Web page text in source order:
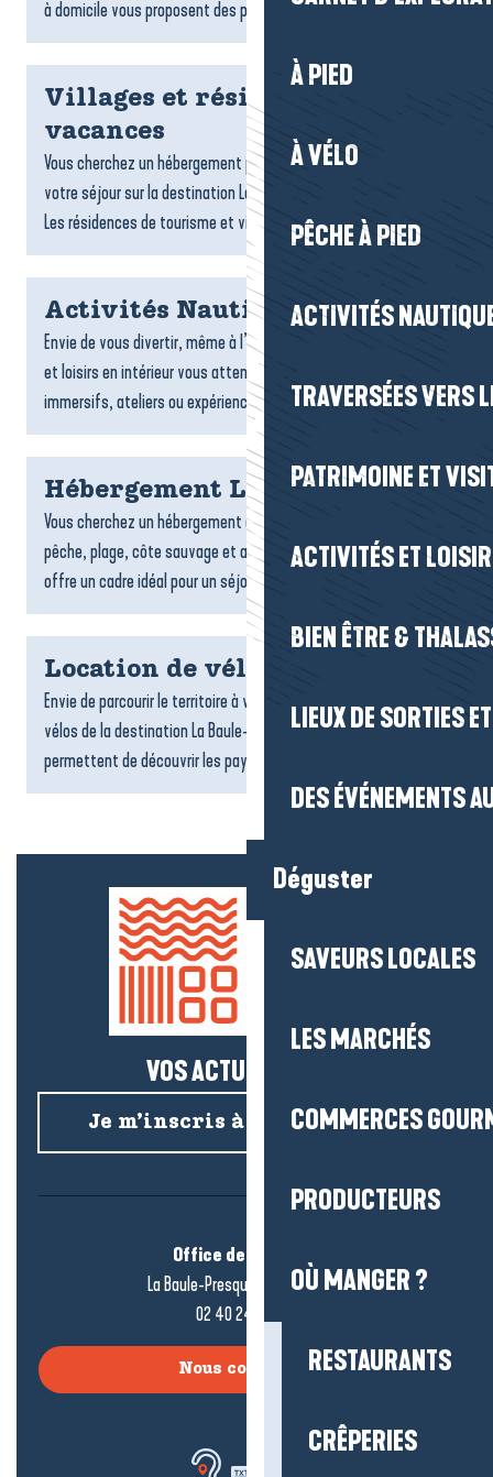
À PIED
À VÉLO
PÊCHE À PIED
ACTIVITÉS
TRAVERSÉES VERS
PATRIMOINE ET
ACTIVITÉS ET
BIEN ÊTRE &
LIEUX DE SORTIES
DES ÉVÉNEMENTS
Déguster
SAVEURS LOCALES
LES MARCHÉS
COMMERCES
PRODUCTEURS
OÙ MANGER ?
RESTAURANTS
CRÊPERIES
à domicile vous proposent des plats gourmands,...
Villages et résidences
vacances
Vous cherchez un hébergement pratique et confortable pour
votre séjour sur la destination La Baule-Presqu’île de Guérande ?
Les résidences de tourisme et villages vacances sont...
Activités Nautiques
Envie de vous divertir, même à l’abri ? De nombreuses activités
et loisirs en intérieur vous attendent : jeux, sports, espaces
immersifs, ateliers ou expériences ludiques....
Hébergement La Turballe
Vous cherchez un hébergement à La Turballe ? Entre port de
pêche, plage, côte sauvage et ambiance maritime, la commune
offre un cadre idéal pour un séjour authentique face à...
Location de vélos
Envie de parcourir le territoire à votre rythme ? Les loueurs de
vélos de la destination La Baule-Presqu’île de Guérande vous
permettent de découvrir les paysages, les villages...
VOS ACTUS SALÉES !
Je m’inscris à la newsletter
Office de tourisme
La Baule-Presqu’île de Guérande
02 40 24 34 44
Nous contacter